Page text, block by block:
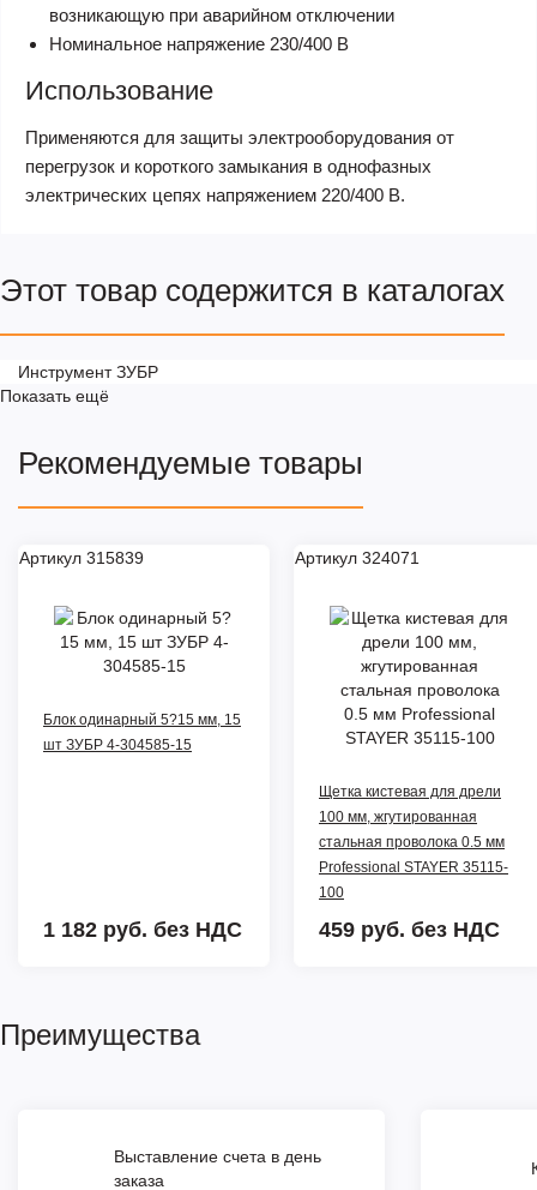
возникающую при аварийном отключении
Номинальное напряжение 230/400 В
Использование
Применяются для защиты электрооборудования от
перегрузок и короткого замыкания в однофазных
электрических цепях напряжением 220/400 В.
Этот товар содержится в каталогах
Инструмент ЗУБР
Показать ещё
Рекомендуемые товары
Артикул 315839
Блок одинарный 5?15 мм, 15
шт ЗУБР 4-304585-15
1 182 руб. без НДС
Артикул 324071
Щетка кистевая для дрели
100 мм, жгутированная
стальная проволока 0.5 мм
Professional STAYER 35115-
100
459 руб. без НДС
Преимущества
Выставление счета в день
заказа